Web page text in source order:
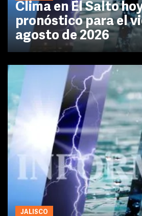
Clima en El Salto
pronóstico para el
agosto de 2026
JALISCO